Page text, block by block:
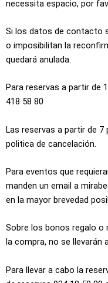
necessita espacio, por
Si los datos de contacto
o imposibilitan la
quedará anulada.
Para reservas a partir de
418 58 80
Las reservas a partir de
politica de cancelación.
Para eventos que
manden un email a
en la mayor brevedad
Sobre los bonos regalo o
la compra, no se llevarán
Para llevar a cabo la